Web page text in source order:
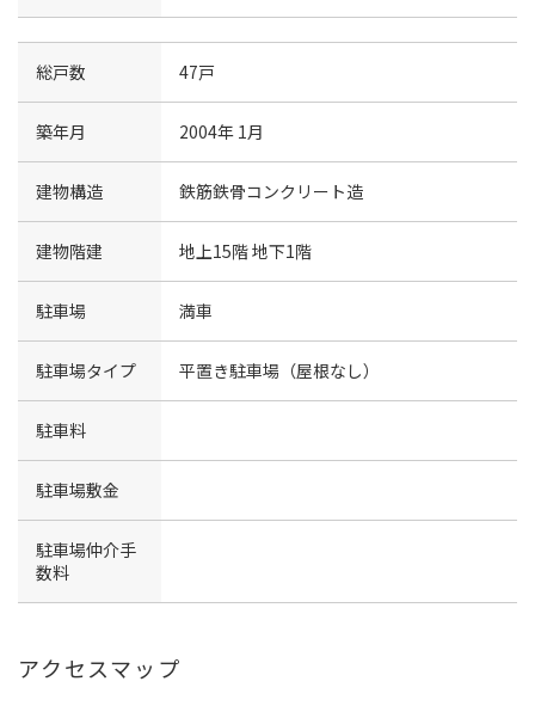
総戸数 47戸
築年月 2004年 1月
建物構造 鉄筋鉄骨コンクリート造
建物階建 地上15階 地下1階
駐車場 満車
駐車場タイプ 平置き駐車場（屋根なし）
駐車料
駐車場敷金
駐車場仲介手
数料
アクセスマップ